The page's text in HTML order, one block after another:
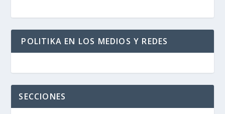
POLITIKA EN LOS MEDIOS Y REDES
SECCIONES